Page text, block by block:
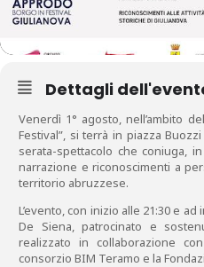
Dettagli
Venerdì 1° agosto, nell’ambito
Festival”, si terrà in piazza
serata-spettacolo che coniuga, in
narrazione e riconoscimenti a
territorio abruzzese.
L’evento, con inizio alle 21:30 e
De Siena, patrocinato e
realizzato in collaborazione con
consorzio BIM Teramo e la